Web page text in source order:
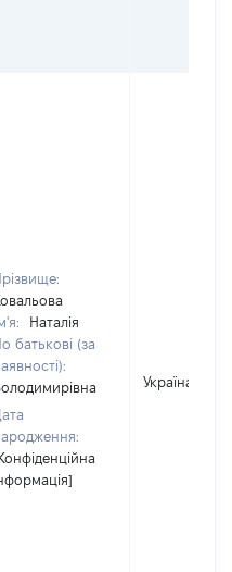
Наталія
батькові (за
Україна